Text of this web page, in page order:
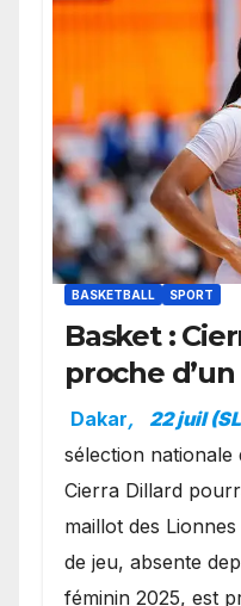
BASKETBALL SPORT
Basket :
proche
avec les
Dakar, 22 juil
sélection nationale
Cierra Dillard
maillot des
de jeu, absente
féminin 2025, est